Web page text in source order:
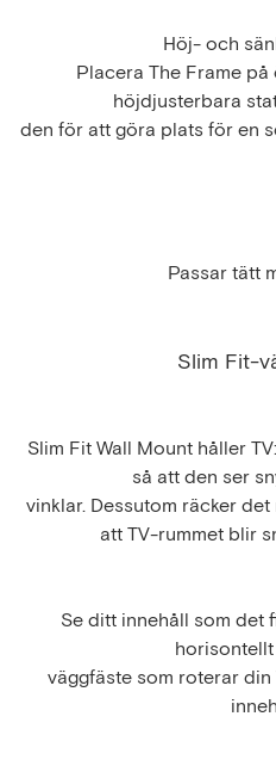
Höj- och
Placera The Frame
höjdjusterbara
den för att göra plats för en
Passar tätt
Slim Fit-
Slim Fit Wall Mount håller
så att den ser
vinklar. Dessutom räcker
att TV-rummet blir
Se ditt innehåll som det
väggfäste som roterar